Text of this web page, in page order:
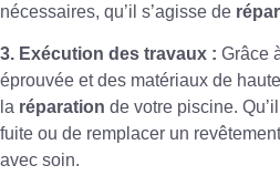
nécessaires, qu’il s’agisse de
3. Exécution des travaux : Grâce
éprouvée et des matériaux de
la réparation de votre piscine.
fuite ou de remplacer un
avec soin.